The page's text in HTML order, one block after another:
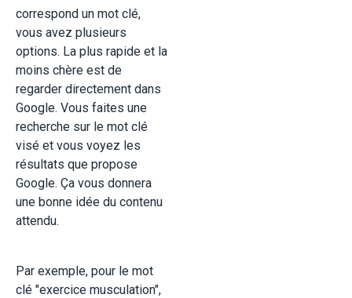
correspond un mot clé,
vous avez plusieurs
options. La plus rapide et la
moins chère est de
regarder directement dans
Google. Vous faites une
recherche sur le mot clé
visé et vous voyez les
résultats que propose
Google. Ça vous donnera
une bonne idée du contenu
attendu.
Par exemple, pour le mot
clé "exercice musculation",